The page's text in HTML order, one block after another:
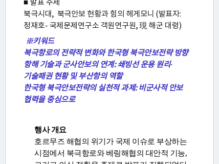
■ 발표 주제
북극시대, 북극안보 현황과 힘의 헤게모니 (발표자:
정재호- 국제문제연구소 객원연구원, 現 해군 대령)
※키워드
북극항로의 전략적 변화와 한국형 북극안보전략 방향
항해 기술과 군사안보의 연계: 쇄빙선 운용 원리·
기술패권 현황 및 부산항의 역할
한국형 북극안보전략의 실천적 과제: 비군사적 안보
협력을 중심으로
행사 개요
호르무즈 해협의 위기가 국제 이슈로 부상하는
시점에서 북극항로와 베링해협의 대안적 기능,